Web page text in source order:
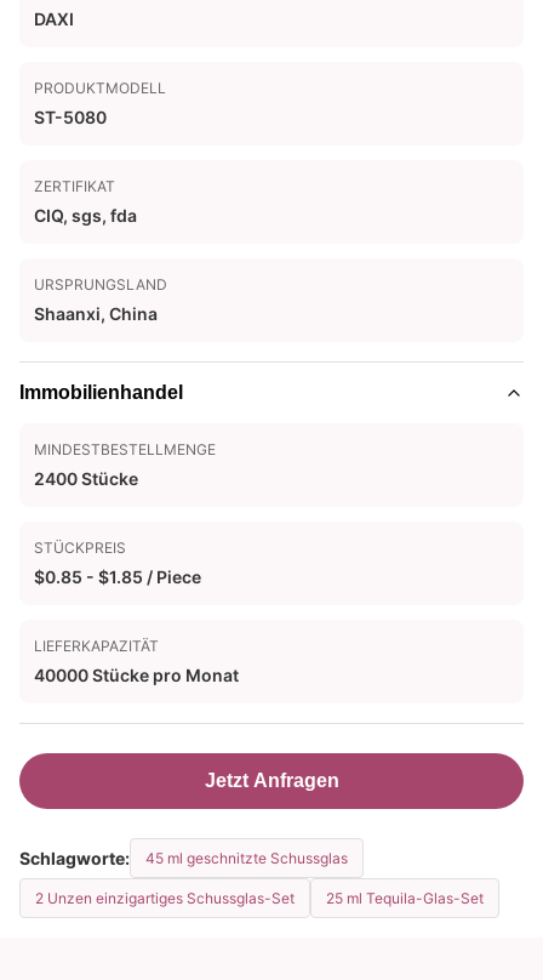
DAXI
PRODUKTMODELL
ST-5080
ZERTIFIKAT
CIQ, sgs, fda
URSPRUNGSLAND
Shaanxi, China
Immobilienhandel
MINDESTBESTELLMENGE
2400 Stücke
STÜCKPREIS
$0.85 - $1.85 / Piece
LIEFERKAPAZITÄT
40000 Stücke pro Monat
Jetzt Anfragen
Schlagworte: 45 ml geschnitzte Schussglas
2 Unzen einzigartiges Schussglas-Set 25 ml Tequila-Glas-Set